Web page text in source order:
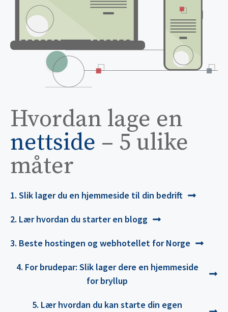
Hvordan lage en
nettside – 5 ulike
måter
1. Slik lager du en hjemmeside til din bedrift
2. Lær hvordan du starter en blogg
3. Beste hostingen og webhotellet for Norge
4. For brudepar: Slik lager dere en hjemmeside
for bryllup
5. Lær hvordan du kan starte din egen